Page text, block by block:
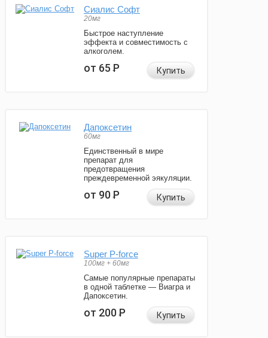
Сиалис Софт
20мг
Быстрое наступление
эффекта и совместимость с
алкоголем.
от 65Р Купить
Дапоксетин
60мг
Единственный в мире
препарат для
предотвращения
преждевременной эякуляции.
от 90Р Купить
Super P-force
100мг + 60мг
Самые популярные препараты
в одной таблетке — Виагра и
Дапоксетин.
от 200Р Купить